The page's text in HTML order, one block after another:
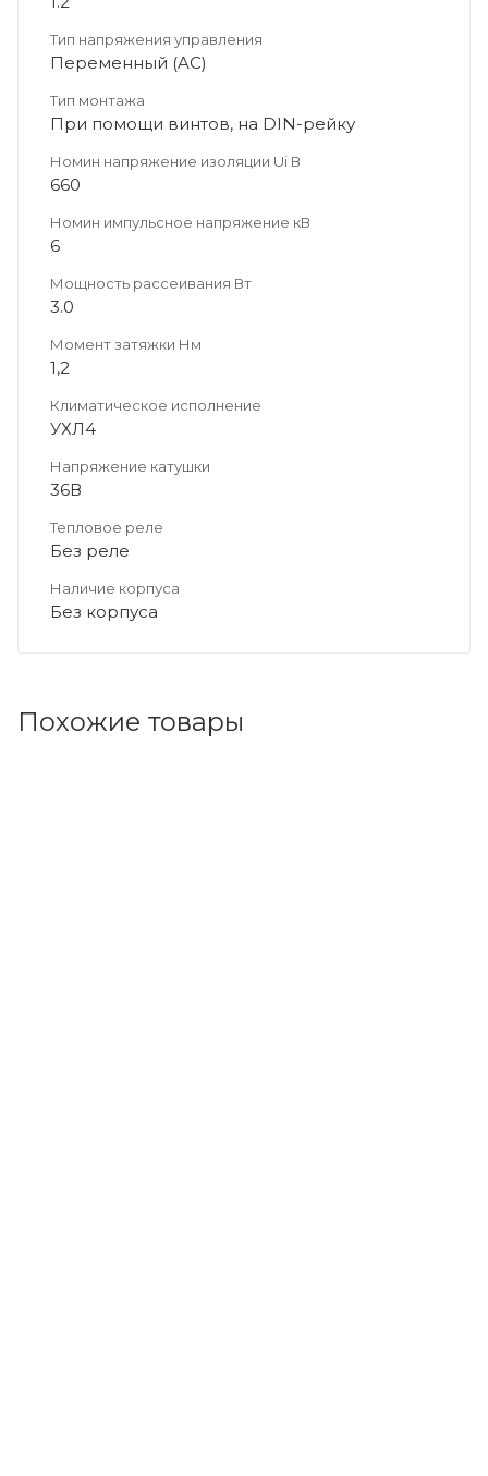
Тип напряжения управления
Переменный (AC)
Тип монтажа
При помощи винтов, на DIN-рейку
Номин напряжение изоляции Ui В
660
Номин импульсное напряжение кВ
6
Мощность рассеивания Вт
3.0
Момент затяжки Нм
1,2
Климатическое исполнение
УХЛ4
Напряжение катушки
36В
Тепловое реле
Без реле
Наличие корпуса
Без корпуса
Похожие товары